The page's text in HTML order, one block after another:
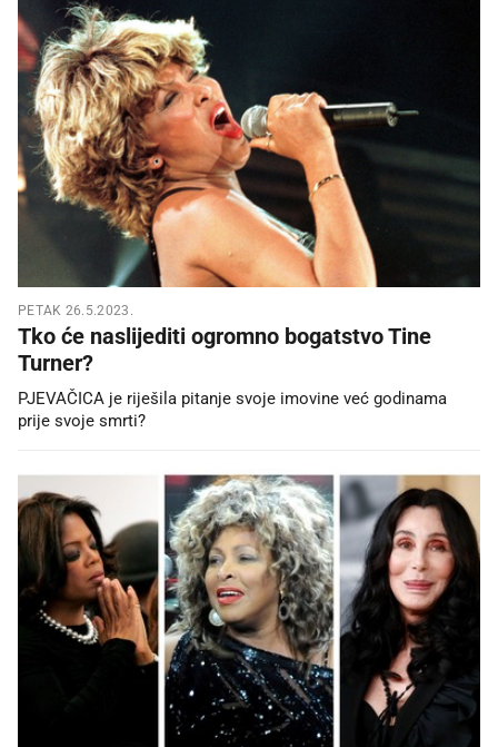
PETAK 26.5.2023.
Tko će naslijediti ogromno bogatstvo Tine
Turner?
PJEVAČICA je riješila pitanje svoje imovine već godinama
prije svoje smrti?